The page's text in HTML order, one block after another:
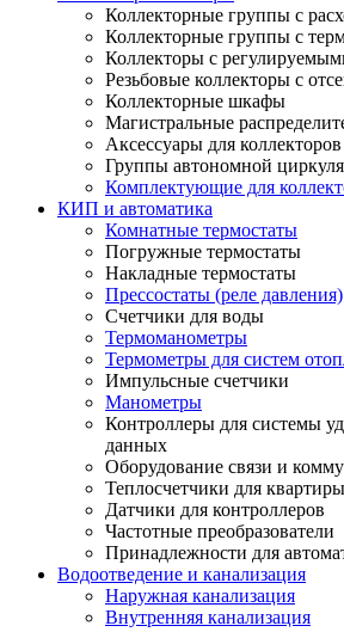
Коллекторные группы с
Коллекторные группы с
Коллекторы с
Резьбовые коллекторы с
Коллекторные шкафы
Магистральные
Аксессуары для коллекторов
Группы автономной
Комплектующие для
КИП и автоматика
Комнатные термостаты
Погружные термостаты
Накладные термостаты
Прессостаты (реле давления)
Счетчики для воды
Термоманометры
Термометры для систем
Импульсные счетчики
Манометры
Контроллеры для системы
данных
Оборудование связи и
Теплосчетчики для квартиры
Датчики для контроллеров
Частотные преобразователи
Принадлежности для
Водоотведение и канализация
Наружная канализация
Внутренняя канализация